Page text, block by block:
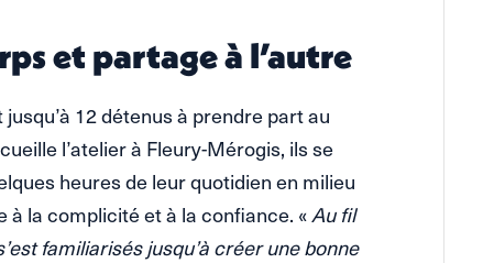
et partage à l’autre
12 détenus à prendre part au
l’atelier à Fleury-Mérogis, ils se
heures de leur quotidien en milieu
à la complicité et à la confiance. «Au fil
familiarisés jusqu’à créer une bonne